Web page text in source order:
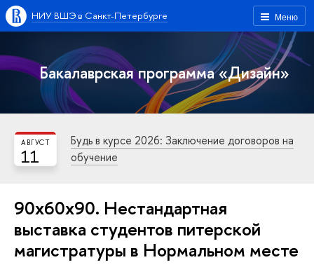
Меню
НИУ ВШЭ в Санкт-Петербурге
Бакалаврская программа «Дизайн»
11
АВГУСТ
Будь в курсе 2026: Заключение договоров на
обучение
90x60x90. Нестандартная
выставка студентов питерской
магистратуры в Нормальном месте